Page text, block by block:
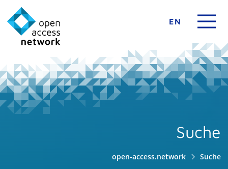
EN
Suche
open-access.network Suche